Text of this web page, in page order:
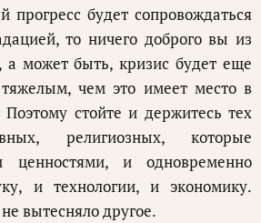
прогресс будет сопровождаться
то ничего доброго вы из
а может быть, кризис будет еще
чем это имеет место в
Поэтому стойте и держитесь тех
религиозных, которые
ценностями, и одновременно
и технологии, и экономику.
вытесняло другое.